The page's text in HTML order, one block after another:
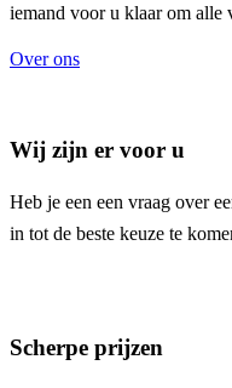
iemand voor u klaar om alle
Over ons
Wij zijn er voor u
Heb je een een vraag over
in tot de beste keuze te
Scherpe prijzen